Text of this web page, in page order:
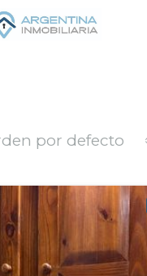
por defecto